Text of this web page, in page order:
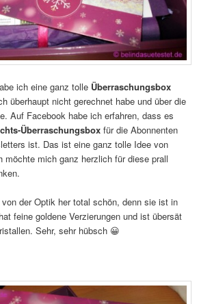
ich eine ganz tolle Überraschungsbox
überhaupt nicht gerechnet habe und über die
Auf Facebook habe ich erfahren, dass es
Überraschungsbox für die Abonnenten
ist. Das ist eine ganz tolle Idee von
möchte mich ganz herzlich für diese prall
der Optik her total schön, denn sie ist in
feine goldene Verzierungen und ist übersät
Sehr, sehr hübsch 😀